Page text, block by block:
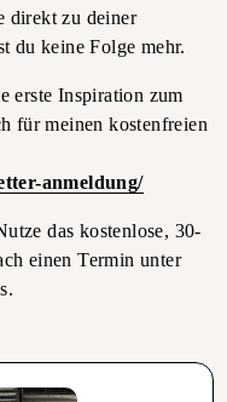
direkt zu deiner
du keine Folge mehr.
erste Inspiration zum
für meinen kostenfreien
anmeldung/
das kostenlose, 30-
einen Termin unter